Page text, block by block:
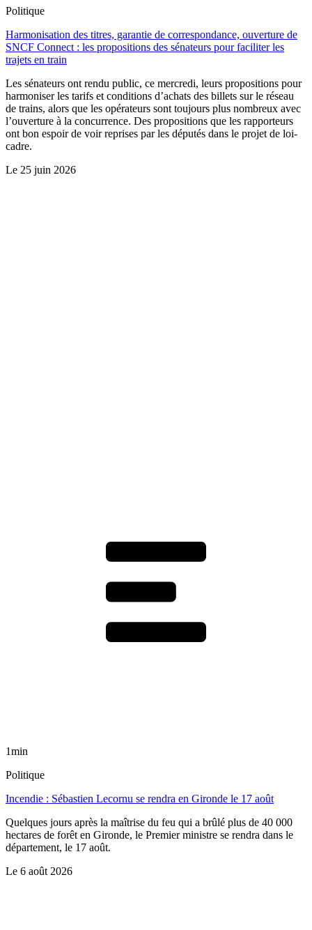
Politique
Harmonisation des titres, garantie de correspondance, ouverture de
SNCF Connect : les propositions des sénateurs pour faciliter les
trajets en train
Les sénateurs ont rendu public, ce mercredi, leurs propositions pour
harmoniser les tarifs et conditions d’achats des billets sur le réseau
de trains, alors que les opérateurs sont toujours plus nombreux avec
l’ouverture à la concurrence. Des propositions que les rapporteurs
ont bon espoir de voir reprises par les députés dans le projet de loi-
cadre.
Le 25 juin 2026
1min
Politique
Incendie : Sébastien Lecornu se rendra en Gironde le 17 août
Quelques jours après la maîtrise du feu qui a brûlé plus de 40 000
hectares de forêt en Gironde, le Premier ministre se rendra dans le
département, le 17 août.
Le 6 août 2026